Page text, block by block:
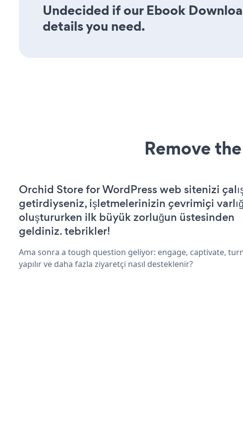
Undecided if our Ebook
details you need.
Remove
Orchid Store for WordPress web sitenizi
getirdiyseniz, işletmelerinizin çevrimiçi
oluştururken ilk büyük zorluğun üstesinden
geldiniz. tebrikler!
Ama sonra a tough question geliyor: engage, captivate,
yapılır ve daha fazla ziyaretçi nasıl desteklenir?